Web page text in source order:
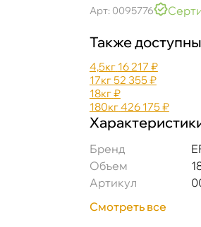
Арт: 0095776
Также
4,5к 16 217 ₽
17к52 355 ₽
18к₽
180к426 175 ₽
Бренд
Объем
Артикул
Смотреть все
многоцелевая смазка с пищевым
Завтра, 06.08 (при заказе